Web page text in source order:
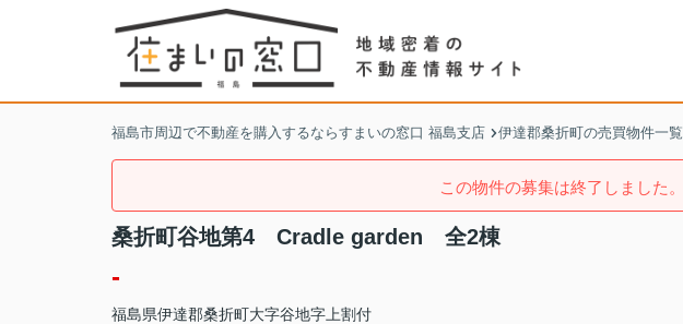
福島市周辺で不動産を購入するならすまいの窓口 福島支店 伊達郡桑折町の売買物件一覧
この物件の募集は終了しました。
桑折町谷地第4 Cradle garden 全2棟
-
福島県伊達郡桑折町大字谷地字上割付